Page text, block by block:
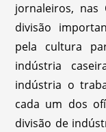
jornaleiros, nas
divisão
pela cultura
indústria
indústria o
cada um dos
divisão de